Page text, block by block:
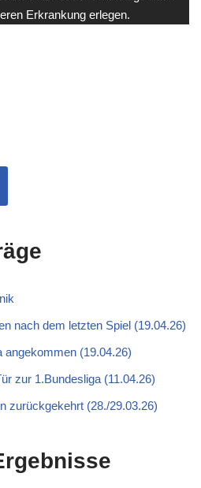
Erkrankung erlegen.
nach dem letzten Spiel (19.04.26)
angekommen (19.04.26)
zur 1.Bundesliga (11.04.26)
zurückgekehrt (28./29.03.26)